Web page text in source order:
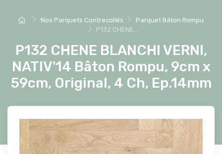
Nos Parquets Contrecollés
Parquet Bâton Rompu
P132 CHENE...
P132 CHENE BLANCHI VERNI,
NATIV'14 Bâton Rompu, 9cm x
59cm, Original, 4 Ch, Ep.14mm